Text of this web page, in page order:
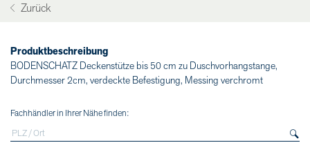
Zurück
Produktbeschreibung
BODENSCHATZ Deckenstütze bis 50 cm zu Duschvorhangstange,
Durchmesser 2cm, verdeckte Befestigung, Messing verchromt
Fachhändler in Ihrer Nähe finden: